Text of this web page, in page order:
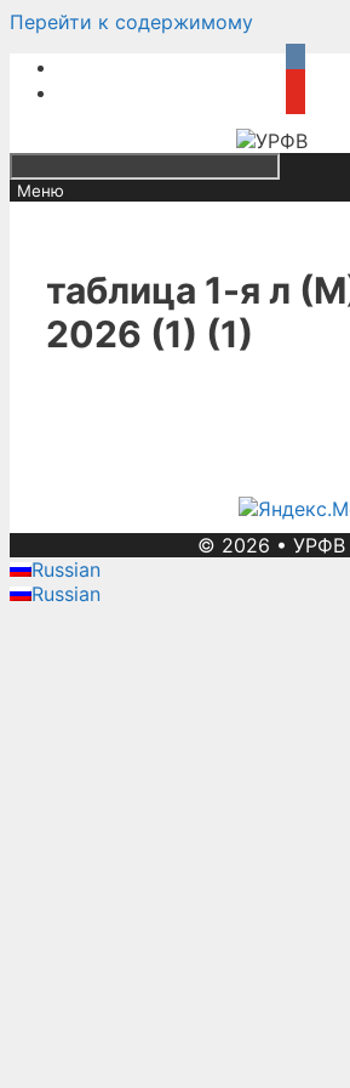
Перейти к содержимому
Меню
таблица 1-я л
2026 (1) (1)
© 2026 • УРФВ
Russian
Russian